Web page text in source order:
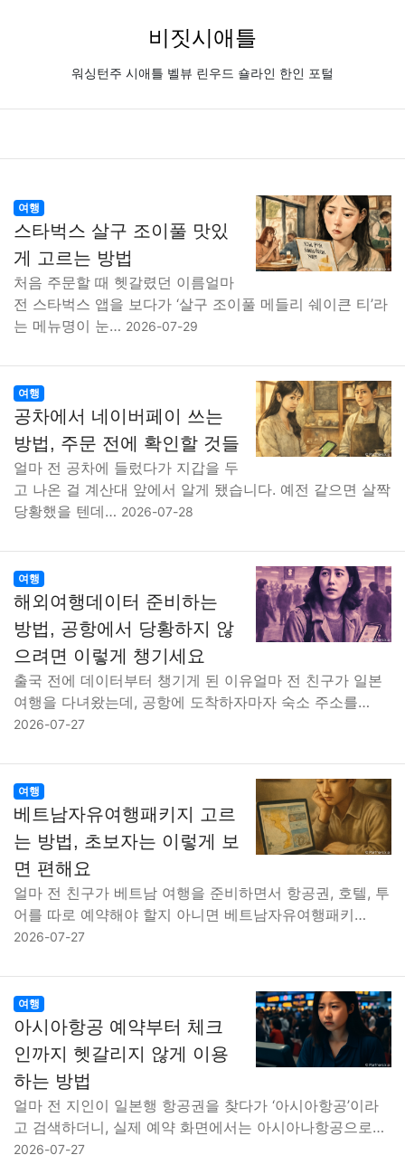
비짓시애틀
워싱턴주 시애틀 벨뷰 린우드 숄라인 한인 포털
여행
스타벅스 살구 조이풀 맛있
게 고르는 방법
처음 주문할 때 헷갈렸던 이름얼마
전 스타벅스 앱을 보다가 ‘살구 조이풀 메들리 쉐이큰 티’라
는 메뉴명이 눈… 2026-07-29
여행
공차에서 네이버페이 쓰는
방법, 주문 전에 확인할 것들
얼마 전 공차에 들렀다가 지갑을 두
고 나온 걸 계산대 앞에서 알게 됐습니다. 예전 같으면 살짝
당황했을 텐데… 2026-07-28
여행
해외여행데이터 준비하는
방법, 공항에서 당황하지 않
으려면 이렇게 챙기세요
출국 전에 데이터부터 챙기게 된 이유얼마 전 친구가 일본
여행을 다녀왔는데, 공항에 도착하자마자 숙소 주소를…
2026-07-27
여행
베트남자유여행패키지 고르
는 방법, 초보자는 이렇게 보
면 편해요
얼마 전 친구가 베트남 여행을 준비하면서 항공권, 호텔, 투
어를 따로 예약해야 할지 아니면 베트남자유여행패키…
2026-07-27
여행
아시아항공 예약부터 체크
인까지 헷갈리지 않게 이용
하는 방법
얼마 전 지인이 일본행 항공권을 찾다가 ‘아시아항공’이라
고 검색하더니, 실제 예약 화면에서는 아시아나항공으로…
2026-07-27